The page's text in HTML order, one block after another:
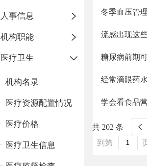
人事信息
机构职能
医疗卫生
机构名录
医疗资源配置情况
医疗价格
医疗卫生信息
冬季血压管
流感出现这
糖尿病前期
经常滴眼药
学会看食品
共 202 条
到第